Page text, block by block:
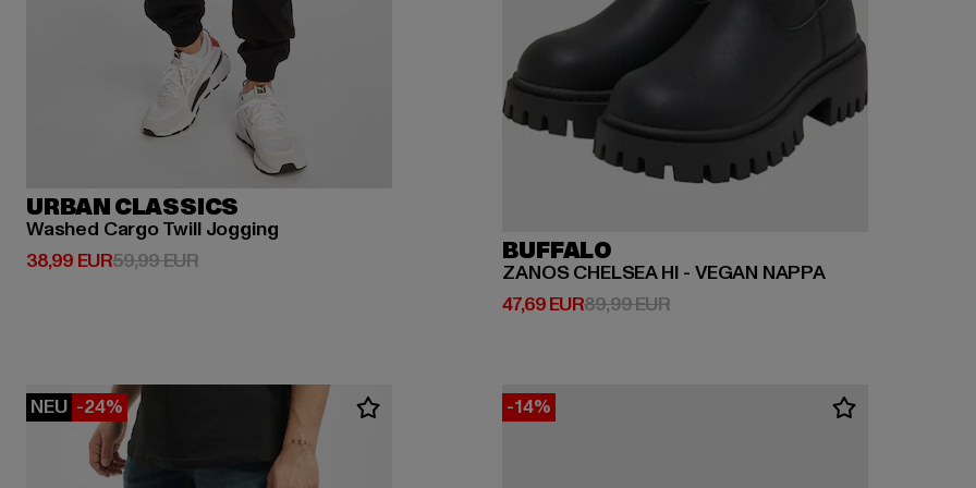
URBAN CLASSICS
Washed Cargo Twill Jogging
38,99 EUR
Derzeitiger Preis: 38,99 EUR
59,99 EURAktionspreis: 59,99 EUR BUFFALO
ZANOS CHELSEA HI - VEGAN NAPPA
47,69 EUR
Derzeitiger Preis: 47,69 EUR
89,99 EURAktionspreis: 89,99 EUR
NEU -24% -14%